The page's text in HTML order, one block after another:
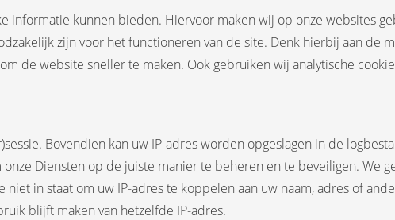
kunnen bieden. Hiervoor maken wij op onze websites
zijn voor het functioneren van de site. Denk hierbij aan de
de website sneller te maken. Ook gebruiken wij analytische
Bovendien kan uw IP-adres worden opgeslagen in de
Diensten op de juiste manier te beheren en te beveiligen. We
in staat om uw IP-adres te koppelen aan uw naam, adres of
blijft maken van hetzelfde IP-adres.